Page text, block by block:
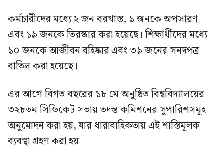
কর্মচারীদের মধ্যে ২ জন বরখাস্ত, ১ জনকে অপসারণ
এবং ১৯ জনকে তিরস্কার করা হয়েছে। শিক্ষার্থীদের মধ্যে
১০ জনকে আজীবন বহিষ্কার এবং ৩৯ জনের সনদপত্র
বাতিল করা হয়েছে।
এর আগে বিগত বছরের ১৮ মে অনুষ্ঠিত বিশ্ববিদ্যালয়ের
৩২৮তম সিন্ডিকেট সভায় তদন্ত কমিশনের সুপারিশসমূহ
অনুমোদন করা হয়, যার ধারাবাহিকতায় এই শাস্তিমূলক
ব্যবস্থা গ্রহণ করা হয়।